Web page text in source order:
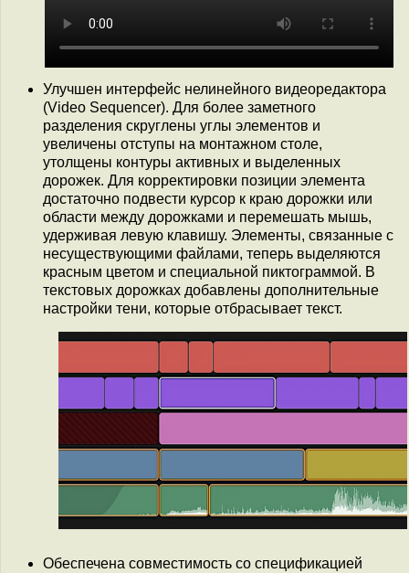
Улучшен интерфейс нелинейного видеоредактора
(Video Sequencer). Для более заметного
разделения скруглены углы элементов и
увеличены отступы на монтажном столе,
утолщены контуры активных и выделенных
дорожек. Для корректировки позиции элемента
достаточно подвести курсор к краю дорожки или
области между дорожками и перемешать мышь,
удерживая левую клавишу. Элементы, связанные с
несуществующими файлами, теперь выделяются
красным цветом и специальной пиктограммой. В
текстовых дорожках добавлены дополнительные
настройки тени, которые отбрасывает текст.
Обеспечена совместимость со спецификацией